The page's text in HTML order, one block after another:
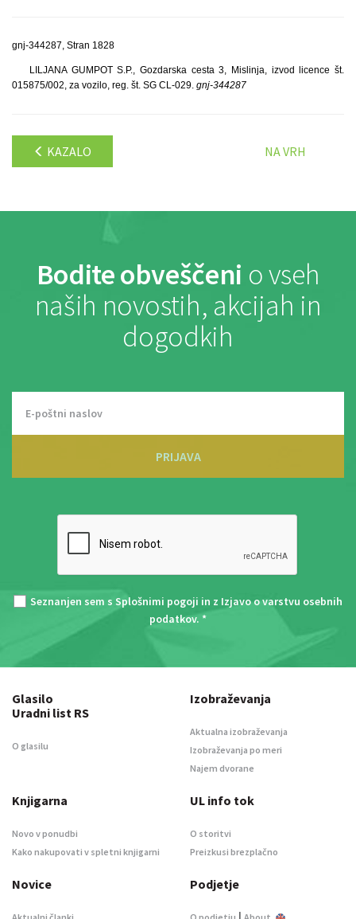
gnj-344287, Stran 1828
LILJANA GUMPOT S.P., Gozdarska cesta 3, Mislinja, izvod licence št.
015875/002, za vozilo, reg. št. SG CL-029. gnj-344287
KAZALO NA VRH
Bodite obveščeni o vseh
naših novostih, akcijah in
dogodkih
PRIJAVA
Seznanjen sem s Splošnimi pogoji in z Izjavo o varstvu osebnih
podatkov. *
Glasilo
Uradni list RS
O glasilu
Izobraževanja
Aktualna izobraževanja
Izobraževanja po meri
Najem dvorane
Knjigarna
Novo v ponudbi
Kako nakupovati v spletni knjigarni
UL info tok
O storitvi
Preizkusi brezplačno
Novice Podjetje